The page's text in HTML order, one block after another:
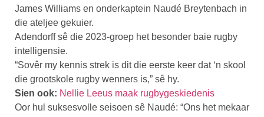
James Williams en onderkaptein Naudé Breytenbach in
die ateljee gekuier.
Adendorff sê die 2023-groep het besonder baie rugby
intelligensie.
“Sovêr my kennis strek is dit die eerste keer dat ‘n skool
die grootskole rugby wenners is,” sê hy.
Sien ook: Nellie Leeus maak rugbygeskiedenis
Oor hul suksesvolle seisoen sê Naudé: “Ons het mekaar